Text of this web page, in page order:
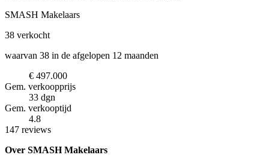
SMASH Makelaars
38 verkocht
waarvan 38 in de afgelopen 12 maanden
€ 497.000
Gem. verkoopprijs
33 dgn
Gem. verkooptijd
4.8
147 reviews
Over SMASH Makelaars